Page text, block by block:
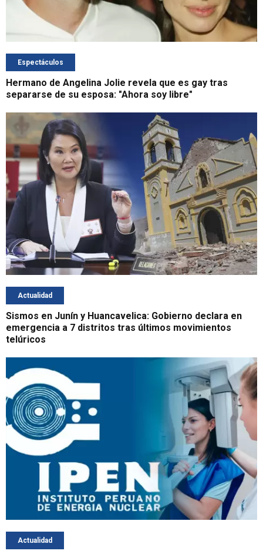
Espectáculos
Hermano de Angelina Jolie revela que es gay tras
separarse de su esposa: "Ahora soy libre"
Actualidad
Sismos en Junín y Huancavelica: Gobierno declara en
emergencia a 7 distritos tras últimos movimientos
telúricos
Actualidad